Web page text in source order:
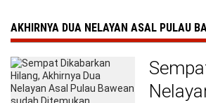
AKHIRNYA DUA NELAYAN ASAL PULAU